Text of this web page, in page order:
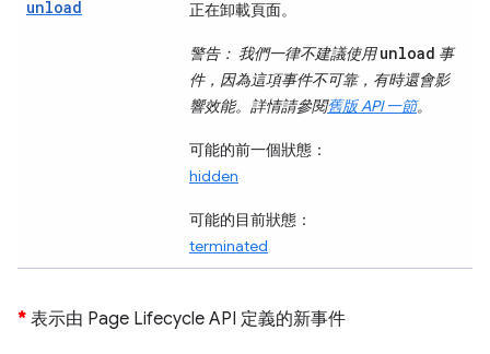
unload 正在卸載頁面。
警告： 我們一律不建議使用unload 事
件，因為這項事件不可靠，有時還會影
響效能。詳情請參閱舊版 API 一節。
可能的前一個狀態：
hidden
可能的目前狀態：
terminated
* 表示由 Page Lifecycle API 定義的新事件